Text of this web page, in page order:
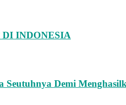
INDONESIA
Demi